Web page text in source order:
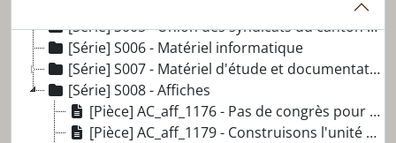
[Série] S005 - Union des syndicats du canton de Genève (USCG)
[Série] S006 - Matériel informatique
[Série] S007 - Matériel d'étude et documentation personnelle
[Série] S008 - Affiches
[Pièce] AC_aff_1176 - Pas de congrès pour les assassins
[Pièce] AC_aff_1179 - Construisons l'unité dans la lutte, luttons dans les quartiers et les usines